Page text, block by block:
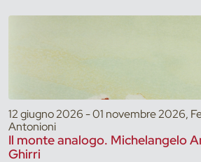
12 giugno 2026 - 01 novembre 2026,
Antonioni
Il monte analogo. Michelangelo
Ghirri